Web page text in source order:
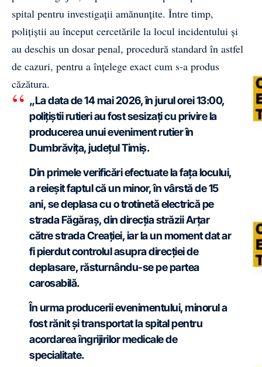
spital pentru investigații amănunțite. Între timp,
polițiștii au început cercetările la locul incidentului și
au deschis un dosar penal, procedură standard în astfel
de cazuri, pentru a înțelege exact cum s-a produs
căzătura.
„La data de 14 mai 2026, în jurul orei 13:00,
polițiștii rutieri au fost sesizați cu privire la
producerea unui eveniment rutier în
Dumbrăvița, județul Timiș.
Din primele verificări efectuate la fața locului,
a reieșit faptul că un minor, în vârstă de 15
ani, se deplasa cu o trotinetă electrică pe
strada Făgăraș, din direcția străzii Arțar
către strada Creației, iar la un moment dat ar
fi pierdut controlul asupra direcției de
deplasare, răsturnându-se pe partea
carosabilă.
În urma producerii evenimentului, minorul a
fost rănit și transportat la spital pentru
acordarea îngrijirilor medicale de
specialitate.